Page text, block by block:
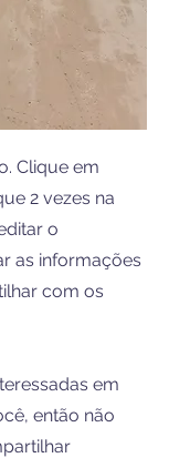
Clique em
2 vezes na
o
as informações
com os
em
então não